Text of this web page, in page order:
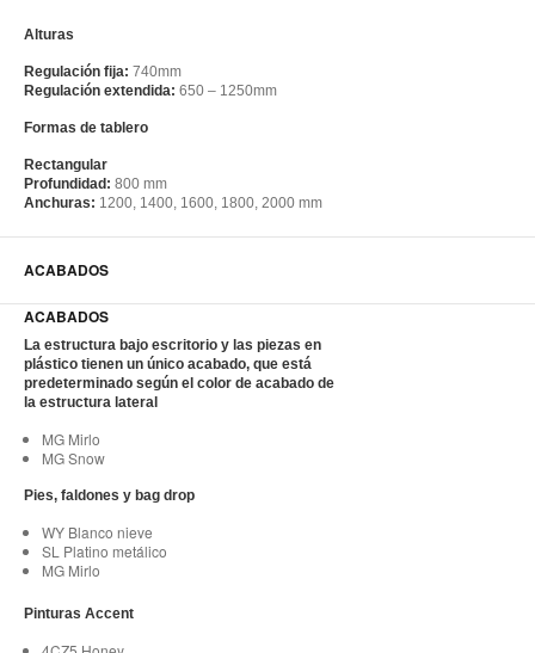
Alturas
Regulación fija: 740mm
Regulación extendida: 650 – 1250mm
Formas de tablero
Rectangular
Profundidad: 800 mm
Anchuras: 1200, 1400, 1600, 1800, 2000 mm
ACABADOS
ACABADOS
La estructura bajo escritorio y las piezas en
plástico tienen un único acabado, que está
predeterminado según el color de acabado de
la estructura lateral
MG Mirlo
MG Snow
Pies, faldones y bag drop
WY Blanco nieve
SL Platino metálico
MG Mirlo
Pinturas Accent